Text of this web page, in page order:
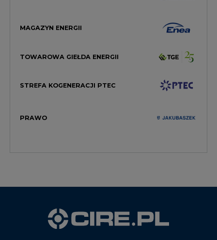
MAGAZYN ENERGII
TOWAROWA GIEŁDA ENERGII
STREFA KOGENERACJI PTEC
PRAWO